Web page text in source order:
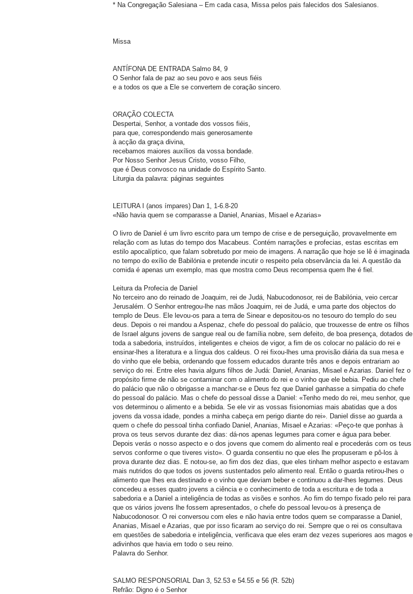
* Na Congregação Salesiana – Em cada casa, Missa pelos pais falecidos dos Salesianos.
Missa
ANTÍFONA DE ENTRADA Salmo 84, 9
O Senhor fala de paz ao seu povo e aos seus fiéis
e a todos os que a Ele se convertem de coração sincero.
ORAÇÃO COLECTA
Despertai, Senhor, a vontade dos vossos fiéis,
para que, correspondendo mais generosamente
à acção da graça divina,
recebamos maiores auxílios da vossa bondade.
Por Nosso Senhor Jesus Cristo, vosso Filho,
que é Deus convosco na unidade do Espírito Santo.
Liturgia da palavra: páginas seguintes
LEITURA I (anos ímpares) Dan 1, 1-6.8-20
«Não havia quem se comparasse a Daniel, Ananias, Misael e Azarias»
O livro de Daniel é um livro escrito para um tempo de crise e de perseguição, provavelmente em
relação com as lutas do tempo dos Macabeus. Contém narrações e profecias, estas escritas em
estilo apocalíptico, que falam sobretudo por meio de imagens. A narração que hoje se lê é imaginada
no tempo do exílio de Babilónia e pretende incutir o respeito pela observância da lei. A questão da
comida é apenas um exemplo, mas que mostra como Deus recompensa quem lhe é fiel.
Leitura da Profecia de Daniel
No terceiro ano do reinado de Joaquim, rei de Judá, Nabucodonosor, rei de Babilónia, veio cercar
Jerusalém. O Senhor entregou-lhe nas mãos Joaquim, rei de Judá, e uma parte dos objectos do
templo de Deus. Ele levou-os para a terra de Sinear e depositou-os no tesouro do templo do seu
deus. Depois o rei mandou a Aspenaz, chefe do pessoal do palácio, que trouxesse de entre os filhos
de Israel alguns jovens de sangue real ou de família nobre, sem defeito, de boa presença, dotados de
toda a sabedoria, instruídos, inteligentes e cheios de vigor, a fim de os colocar no palácio do rei e
ensinar-lhes a literatura e a língua dos caldeus. O rei fixou-lhes uma provisão diária da sua mesa e
do vinho que ele bebia, ordenando que fossem educados durante três anos e depois entrariam ao
serviço do rei. Entre eles havia alguns filhos de Judá: Daniel, Ananias, Misael e Azarias. Daniel fez o
propósito firme de não se contaminar com o alimento do rei e o vinho que ele bebia. Pediu ao chefe
do palácio que não o obrigasse a manchar-se e Deus fez que Daniel ganhasse a simpatia do chefe
do pessoal do palácio. Mas o chefe do pessoal disse a Daniel: «Tenho medo do rei, meu senhor, que
vos determinou o alimento e a bebida. Se ele vir as vossas fisionomias mais abatidas que a dos
jovens da vossa idade, pondes a minha cabeça em perigo diante do rei». Daniel disse ao guarda a
quem o chefe do pessoal tinha confiado Daniel, Ananias, Misael e Azarias: «Peço-te que ponhas à
prova os teus servos durante dez dias: dá-nos apenas legumes para comer e água para beber.
Depois verás o nosso aspecto e o dos jovens que comem do alimento real e procederás com os teus
servos conforme o que tiveres visto». O guarda consentiu no que eles lhe propuseram e pô-los à
prova durante dez dias. E notou-se, ao fim dos dez dias, que eles tinham melhor aspecto e estavam
mais nutridos do que todos os jovens sustentados pelo alimento real. Então o guarda retirou-lhes o
alimento que lhes era destinado e o vinho que deviam beber e continuou a dar-lhes legumes. Deus
concedeu a esses quatro jovens a ciência e o conhecimento de toda a escritura e de toda a
sabedoria e a Daniel a inteligência de todas as visões e sonhos. Ao fim do tempo fixado pelo rei para
que os vários jovens lhe fossem apresentados, o chefe do pessoal levou-os à presença de
Nabucodonosor. O rei conversou com eles e não havia entre todos quem se comparasse a Daniel,
Ananias, Misael e Azarias, que por isso ficaram ao serviço do rei. Sempre que o rei os consultava
em questões de sabedoria e inteligência, verificava que eles eram dez vezes superiores aos magos e
adivinhos que havia em todo o seu reino.
Palavra do Senhor.
SALMO RESPONSORIAL Dan 3, 52.53 e 54.55 e 56 (R. 52b)
Refrão: Digno é o Senhor